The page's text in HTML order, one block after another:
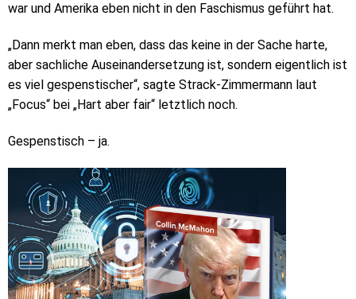
war und Amerika eben nicht in den Faschismus geführt hat.
„Dann merkt man eben, dass das keine in der Sache harte,
aber sachliche Auseinandersetzung ist, sondern eigentlich ist
es viel gespenstischer“, sagte Strack-Zimmermann laut
„Focus“ bei „Hart aber fair“ letztlich noch.
Gespenstisch – ja.